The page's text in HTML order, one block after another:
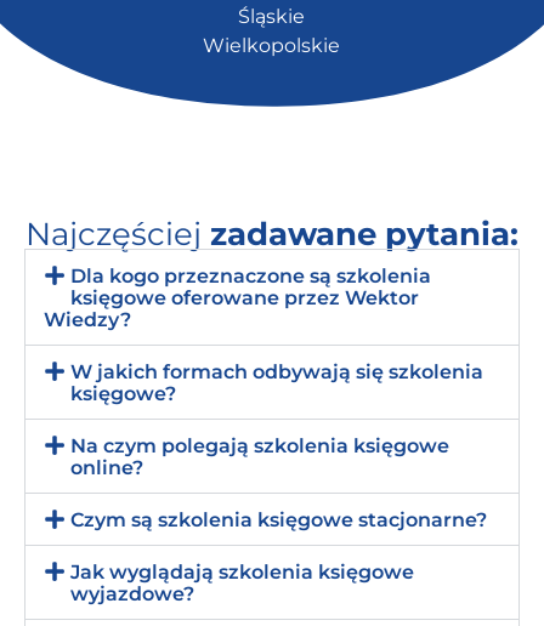
Śląskie
Wielkopolskie
Najczęściej zadawane pytania:
Dla kogo przeznaczone są szkolenia
księgowe oferowane przez Wektor
Wiedzy?
W jakich formach odbywają się szkolenia
księgowe?
Na czym polegają szkolenia księgowe
online?
Czym są szkolenia księgowe stacjonarne?
Jak wyglądają szkolenia księgowe
wyjazdowe?